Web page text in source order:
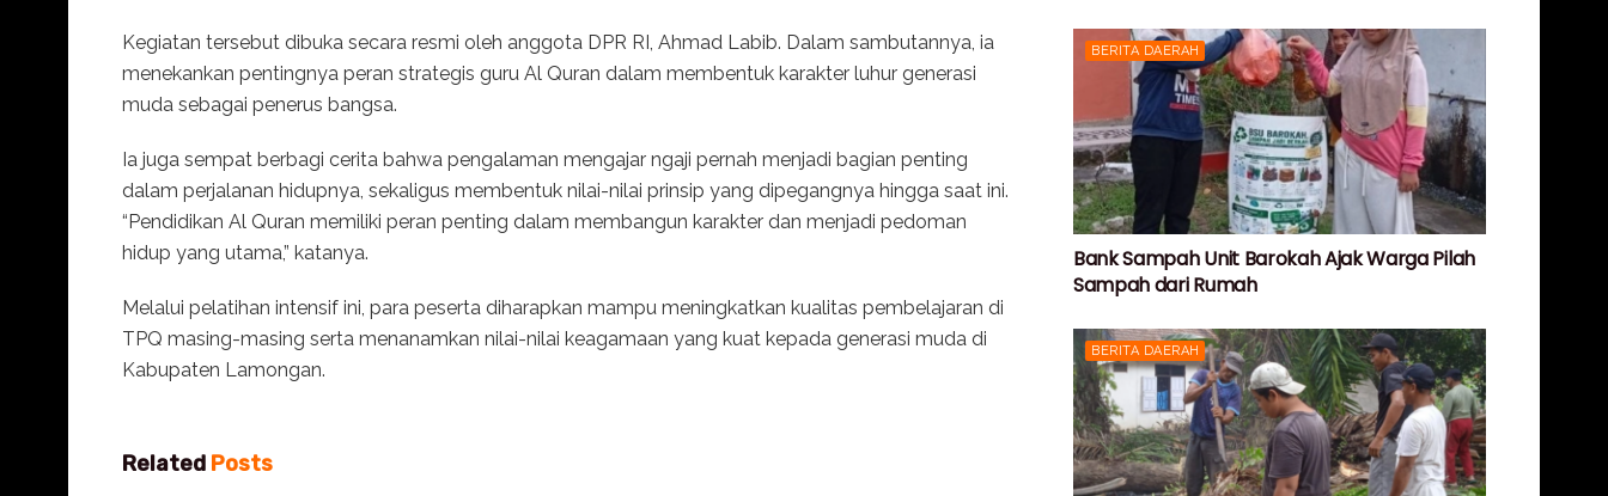
Kegiatan tersebut dibuka secara resmi oleh anggota DPR RI, Ahmad Labib. Dalam sambutannya, ia
menekankan pentingnya peran strategis guru Al Quran dalam membentuk karakter luhur generasi
muda sebagai penerus bangsa.
Ia juga sempat berbagi cerita bahwa pengalaman mengajar ngaji pernah menjadi bagian penting
dalam perjalanan hidupnya, sekaligus membentuk nilai-nilai prinsip yang dipegangnya hingga saat ini.
“Pendidikan Al Quran memiliki peran penting dalam membangun karakter dan menjadi pedoman
hidup yang utama,” katanya.
Melalui pelatihan intensif ini, para peserta diharapkan mampu meningkatkan kualitas pembelajaran di
TPQ masing-masing serta menanamkan nilai-nilai keagamaan yang kuat kepada generasi muda di
Kabupaten Lamongan.
Related Posts
BERITA DAERAH
Bank Sampah Unit Barokah Ajak Warga Pilah
Sampah dari Rumah
BERITA DAERAH